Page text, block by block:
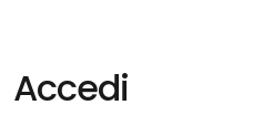
Servizi
Accedi